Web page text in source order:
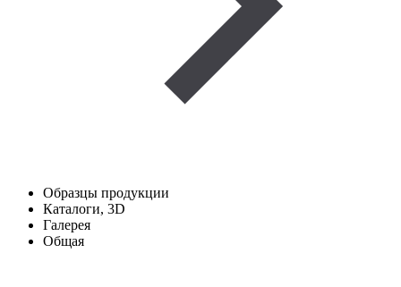
Образцы продукции
Каталоги, 3D
Галерея
Общая